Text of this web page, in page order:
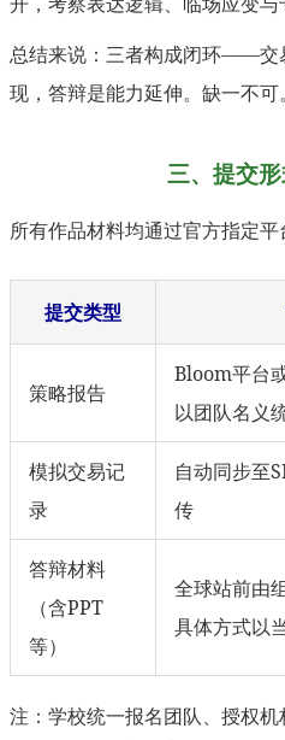
总结来说：三者构成闭环——交
现，答辩是能力延伸。缺一不可。
三、提交
所有作品材料均通过官方指定平
提交类型
策略报告
Bloom平台
以团队名义
模拟交易记
录
自动同步至
传
答辩材料
（含PPT
等）
全球站前由
具体方式以
注：学校统一报名团队、授权机